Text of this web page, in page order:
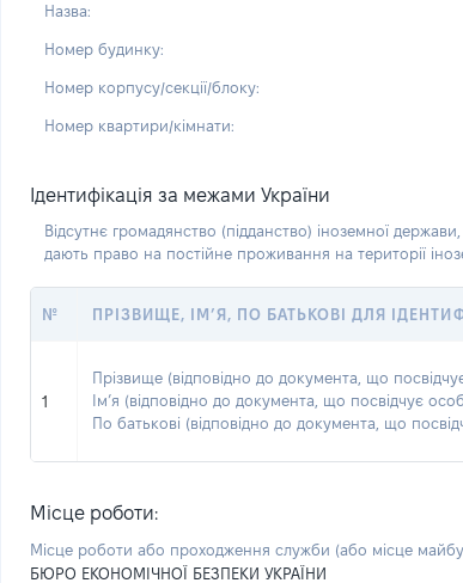
Назва:
Номер будинку:
Номер корпусу/секції/блоку:
Номер квартири/кімнати:
Ідентифікація за межами України
Відсутнє громадянство (підданство) іноземної
дають право на постійне проживання на території
№ ПРІЗВИЩЕ, ІМ’Я, ПО БАТЬКОВІ ДЛЯ
1
Прізвище (відповідно до документа, що
Ім’я (відповідно до документа, що посвідчує
По батькові (відповідно до документа, що
Місце роботи:
Місце роботи або проходження служби (або місце
БЮРО ЕКОНОМІЧНОЇ БЕЗПЕКИ УКРАЇНИ